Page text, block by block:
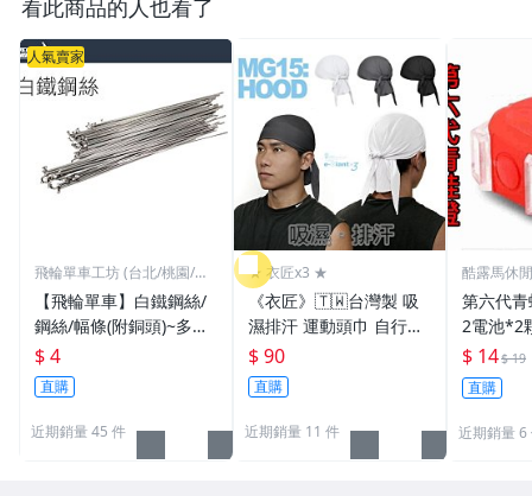
看此商品的人也看了
人氣賣家
飛輪單車工坊 (台北/桃園/高
【飛輪單車】白鐵鋼絲/
鋼絲/幅條(附銅頭)~多種
規格/一支價格需要多少
買多少[1101]
$ 4
直購
近期銷量 45 件
★ 衣匠x3 ★
《衣匠》🇹🇼台灣製 吸
濕排汗 運動頭巾 自行車
頭巾 機車 自行車小帽 海
盜帽﹝MG15﹞
$ 90
直購
近期銷量 11 件
酷露馬休
第六代青蛙燈 (
2電池*2
警示燈
車尾燈
1
$ 14$ 19
直購
近期銷量 6